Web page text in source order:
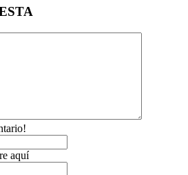
aquí